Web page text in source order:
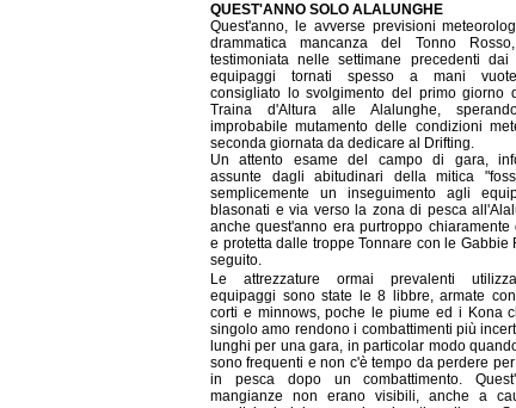
QUEST'ANNO SOLO ALALUNGHE
Quest'anno, le avverse previsioni
drammatica mancanza del Tonno
testimoniata nelle settimane precedenti dai
equipaggi tornati spesso a mani
consigliato lo svolgimento del primo giorno
Traina d'Altura alle Alalunghe,
improbabile mutamento delle condizioni
seconda giornata da dedicare al Drifting.
Un attento esame del campo di gara,
assunte dagli abitudinari della mitica
semplicemente un inseguimento agli
blasonati e via verso la zona di pesca
anche quest'anno era purtroppo chiaramente
e protetta dalle troppe Tonnare con le Gabbie
seguito.
Le attrezzature ormai prevalenti
equipaggi sono state le 8 libbre, armate
corti e minnows, poche le piume ed i Kona
singolo amo rendono i combattimenti più
lunghi per una gara, in particolar modo
sono frequenti e non c'è tempo da perdere
in pesca dopo un combattimento.
mangianze non erano visibili, anche a